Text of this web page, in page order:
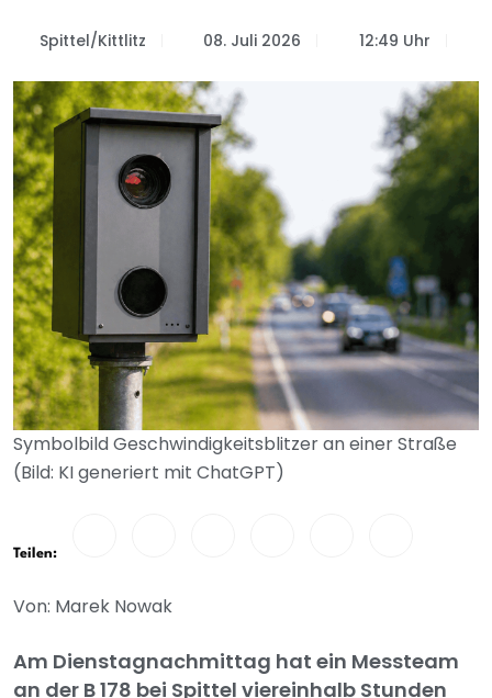
Spittel/Kittlitz 08. Juli 2026 12:49 Uhr
Symbolbild Geschwindigkeitsblitzer an einer Straße
(Bild: KI generiert mit ChatGPT)
Teilen:
Von: Marek Nowak
Am Dienstagnachmittag hat ein Messteam
an der B 178 bei Spittel viereinhalb Stunden